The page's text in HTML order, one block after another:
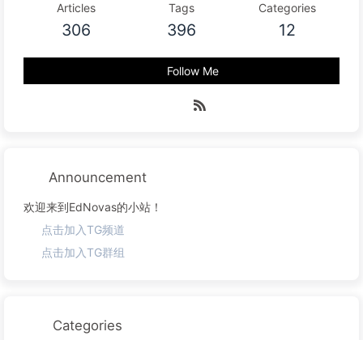
Articles
306
Tags
396
Categories
12
Follow Me
Announcement
欢迎来到EdNovas的小站！
点击加入TG频道
点击加入TG群组
Categories